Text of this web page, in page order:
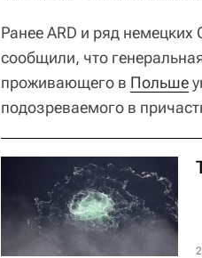
Ранее ARD и ряд
сообщили, что
проживающего в Польше
подозреваемого в